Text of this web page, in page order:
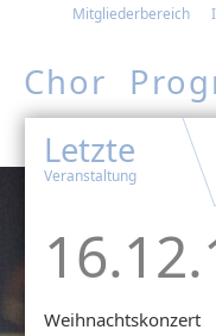
Mitgliederbereich
Chor
Letzte
Veranstaltung
Weihnachtskonzert